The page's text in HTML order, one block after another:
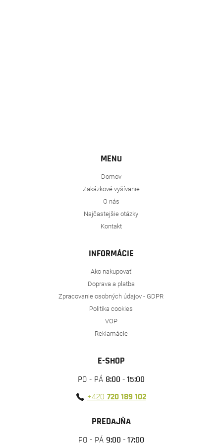
MENU
Domov
Zakázkové vyšívanie
O nás
Najčastejšie otázky
Kontakt
INFORMÁCIE
Ako nakupovať
Doprava a platba
Zpracovanie osobných údajov - GDPR
Politika cookies
VOP
Reklamácie
E-SHOP
PO - PÁ 8:00 - 15:00
+420 720 189 102
PREDAJŇA
PO - PÁ 9:00 - 17:00